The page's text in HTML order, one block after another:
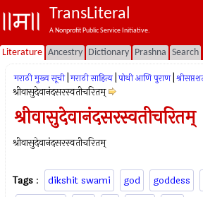
TransLiteral
A Nonprofit Public Service Initiative.
Literature Ancestry Dictionary Prashna Search
मराठी मुख्य सूची मराठी साहित्य पोथी आणि पुराण
श्रीवासुदेवानंदसरस्वतीचरितम्
श्रीवासुदेवानंदसरस्वतीचरितम्
श्रीवासुदेवानंदसरस्वतीचरितम्
Tags : dikshit swami god goddess